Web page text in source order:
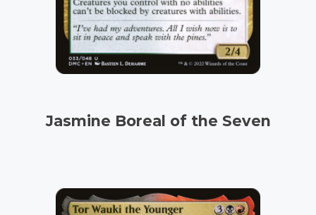
Jasmine Boreal of the Seven